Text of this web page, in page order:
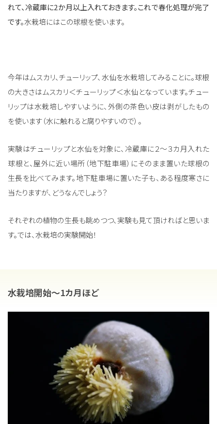
れて、冷蔵庫に2か月以上入れておきます。これで春化処理が完了
です。水栽培にはこの球根を使います。
今年はムスカリ、チューリップ、水仙を水栽培してみることに。球根
の大きさはムスカリ＜チューリップ＜水仙となっています。チュー
リップは水栽培しやすいように、外側の茶色い皮は剥がしたもの
を使います（水に触れると腐りやすいので）。
実験はチューリップと水仙を対象に、冷蔵庫に２～３カ月入れた
球根と、屋外に近い場所（地下駐車場）にそのまま置いた球根の
生長を比べてみます。地下駐車場に置いた子も、ある程度寒さに
当たりますが、どうなんでしょう？
それぞれの植物の生長も眺めつつ、実験も見て頂ければと思いま
す。では、水栽培の実験開始！
水栽培開始～1カ月ほど